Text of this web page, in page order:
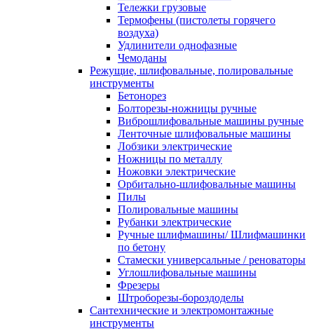
Тележки грузовые
Термофены (пистолеты горячего
воздуха)
Удлинители однофазные
Чемоданы
Режущие, шлифовальные, полировальные
инструменты
Бетонорез
Болторезы-ножницы ручные
Виброшлифовальные машины ручные
Ленточные шлифовальные машины
Лобзики электрические
Ножницы по металлу
Ножовки электрические
Орбитально-шлифовальные машины
Пилы
Полировальные машины
Рубанки электрические
Ручные шлифмашины/ Шлифмашинки
по бетону
Стамески универсальные / реноваторы
Углошлифовальные машины
Фрезеры
Штроборезы-бороздоделы
Сантехнические и электромонтажные
инструменты